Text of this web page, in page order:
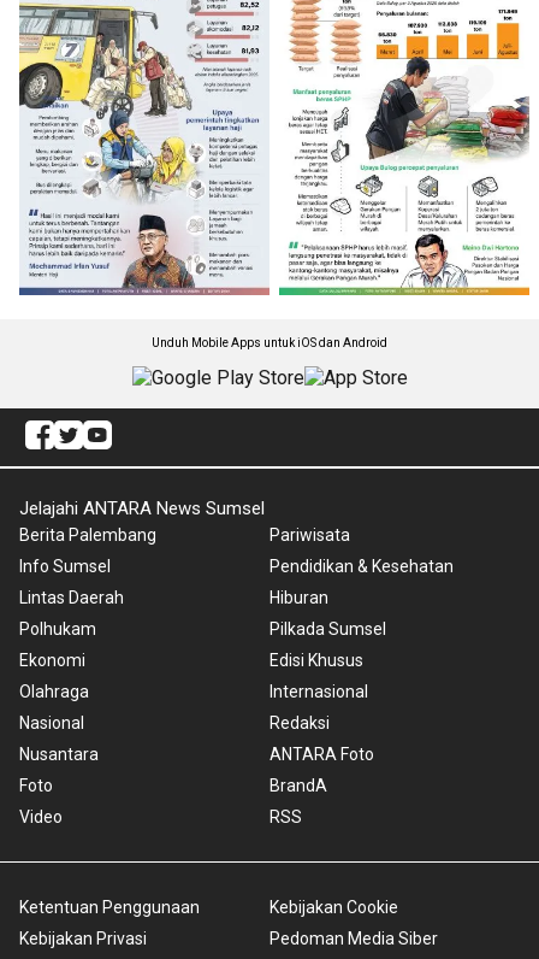
Unduh Mobile Apps untuk iOS dan Android
Jelajahi ANTARA News Sumsel
Berita Palembang
Info Sumsel
Lintas Daerah
Polhukam
Ekonomi
Olahraga
Nasional
Nusantara
Foto
Video
Pariwisata
Pendidikan & Kesehatan
Hiburan
Pilkada Sumsel
Edisi Khusus
Internasional
Redaksi
ANTARA Foto
BrandA
RSS
Ketentuan Penggunaan
Kebijakan Privasi
Kebijakan Cookie
Pedoman Media Siber